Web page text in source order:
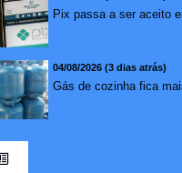
04/08/2026 (3 dias atrás)